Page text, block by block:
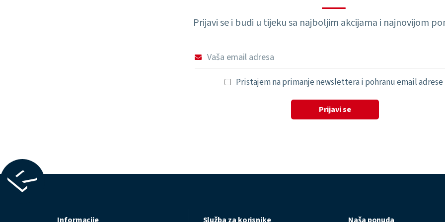
Prijavi se i budi u tijeku sa najboljim akcijama i najnovijom
Pristajem na primanje newslettera i pohranu email adrese
Prijavi se
Informacije Služba za korisnike Naša ponuda